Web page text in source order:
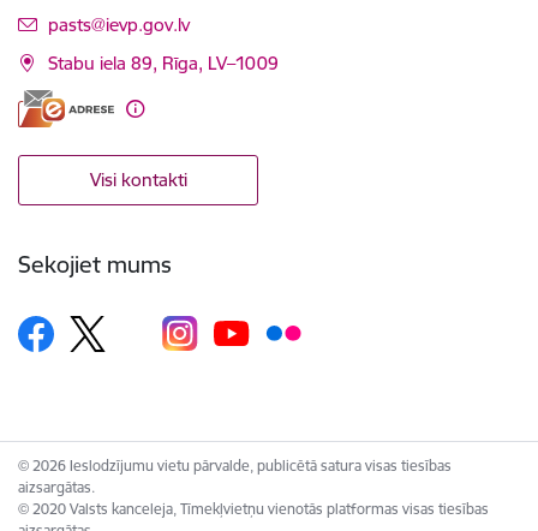
E-pasts:
pasts@ievp.gov.lv
Stabu iela 89, Rīga, LV–1009
Visi kontakti
Sekojiet mums
© 2026 Ieslodzījumu vietu pārvalde, publicētā satura visas tiesības
aizsargātas.
© 2020 Valsts kanceleja, Tīmekļvietņu vienotās platformas visas tiesības